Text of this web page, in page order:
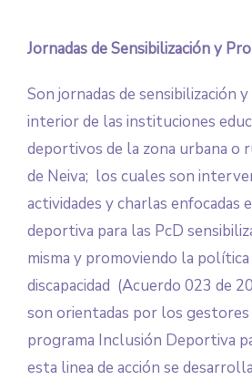
Jornadas de Sensibilización y
Son jornadas de sensibilización
interior de las instituciones
deportivos de la zona urbana o
de Neiva; los cuales son
actividades y charlas enfocadas
deportiva para las PcD
misma y promoviendo la
discapacidad (Acuerdo 023 de
son orientadas por los
programa Inclusión Deportiva
esta linea de acción se